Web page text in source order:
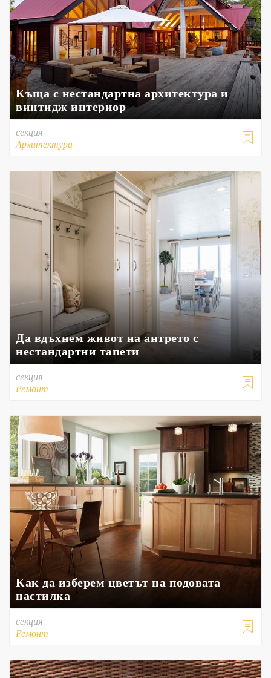
Къща с нестандартна архитектура и
винтидж интериор

секция
Архитектура
Да вдъхнем живот на антрето с
нестандартни тапети

секция
Ремонт
Как да изберем цветът на подовата
настилка

секция
Ремонт